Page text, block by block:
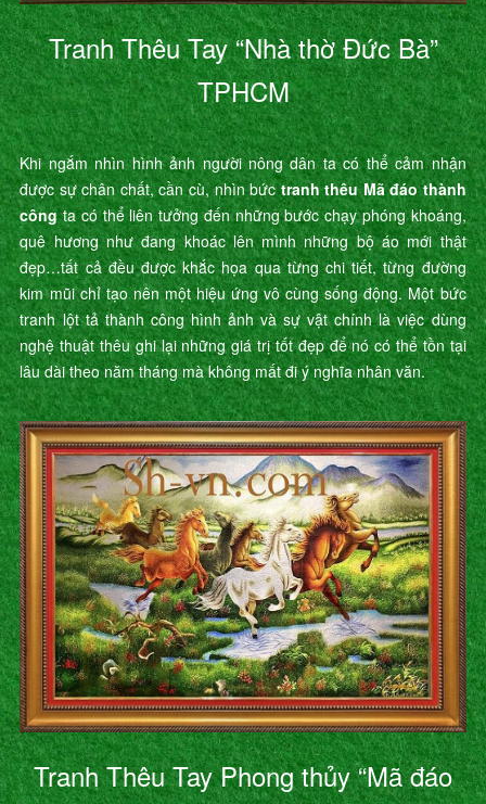
Tranh Thêu Tay “Nhà thờ Đức Bà”
TPHCM
Khi ngắm nhìn hình ảnh người nông dân ta có thể cảm nhận
được sự chân chất, cần cù, nhìn bứctranh thêu Mã đáo thành
côngta có thể liên tưởng đến những bước chạy phóng khoáng,
quê hương như đang khoác lên mình những bộ áo mới thật
đẹp…tất cả đều được khắc họa qua từng chi tiết, từng đường
kim mũi chỉ tạo nên một hiệu ứng vô cùng sống động. Một bức
tranh lột tả thành công hình ảnh và sự vật chính là việc dùng
nghệ thuật thêu ghi lại những giá trị tốt đẹp để nó có thể tồn tại
lâu dài theo năm tháng mà không mất đi ý nghĩa nhân văn.
Tranh Thêu Tay Phong thủy “Mã đáo